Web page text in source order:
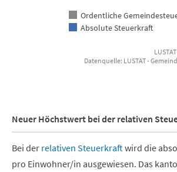
Ordentliche
Absolute Steuerkraft
Datenquelle: LUSTAT -
Neuer Höchstwert bei der relativen
Bei der relativen Steuerkraftwird die
pro Einwohner/in ausgewiesen. Das